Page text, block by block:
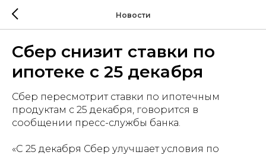
Новости
Сбер снизит ставки по
ипотеке с 25 декабря
Сбер пересмотрит ставки по ипотечным
продуктам с 25 декабря, говорится в
сообщении пресс-службы банка.
«С 25 декабря Сбер улучшает условия по